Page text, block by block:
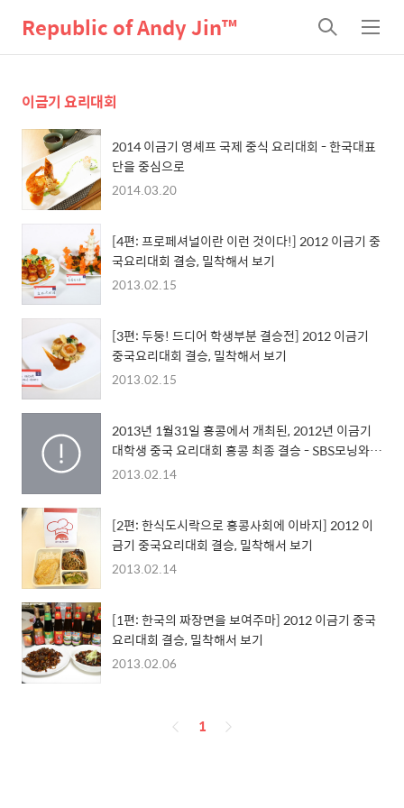
Republic of Andy Jin™
검
색
메
뉴
이금기 요리대회
2014 이금기 영셰프 국제 중식 요리대회 - 한국대표
단을 중심으로
2014.03.20
[4편: 프로페셔널이란 이런 것이다!] 2012 이금기 중
국요리대회 결승, 밀착해서 보기
2013.02.15
[3편: 두둥! 드디어 학생부분 결승전] 2012 이금기
중국요리대회 결승, 밀착해서 보기
2013.02.15
2013년 1월31일 홍콩에서 개최된, 2012년 이금기
대학생 중국 요리대회 홍콩 최종 결승 - SBS모닝와이
드 방영분 (2013.02.06)
2013.02.14
[2편: 한식도시락으로 홍콩사회에 이바지] 2012 이
금기 중국요리대회 결승, 밀착해서 보기
2013.02.14
[1편: 한국의 짜장면을 보여주마] 2012 이금기 중국
요리대회 결승, 밀착해서 보기
2013.02.06
페
1